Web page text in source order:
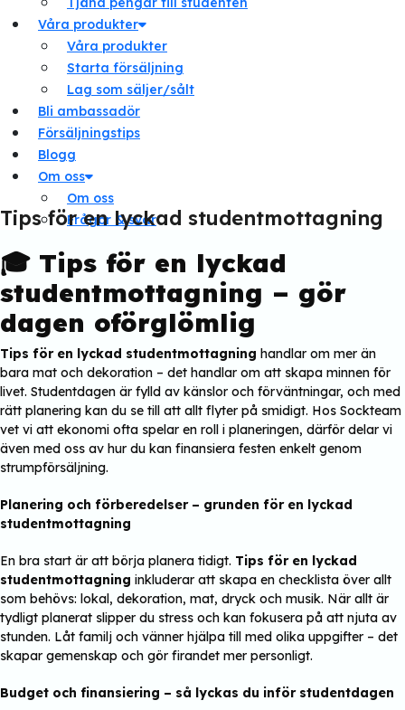
Våra produkter
Våra produkter
Starta försäljning
Lag som säljer/sålt
Bli ambassadör
Försäljningstips
Blogg
Om oss
Om oss
Frågor & svar
Tips för en lyckad studentmottagning
🎓 Tips för en lyckad
studentmottagning – gör
dagen oförglömlig
Tips för en lyckad studentmottagning handlar om mer än
bara mat och dekoration – det handlar om att skapa minnen för
livet. Studentdagen är fylld av känslor och förväntningar, och med
rätt planering kan du se till att allt flyter på smidigt. Hos Sockteam
vet vi att ekonomi ofta spelar en roll i planeringen, därför delar vi
även med oss av hur du kan finansiera festen enkelt genom
strumpförsäljning.
Planering och förberedelser – grunden för en lyckad
studentmottagning
En bra start är att börja planera tidigt. Tips för en lyckad
studentmottagning inkluderar att skapa en checklista över allt
som behövs: lokal, dekoration, mat, dryck och musik. När allt är
tydligt planerat slipper du stress och kan fokusera på att njuta av
stunden. Låt familj och vänner hjälpa till med olika uppgifter – det
skapar gemenskap och gör firandet mer personligt.
Budget och finansiering – så lyckas du inför studentdagen